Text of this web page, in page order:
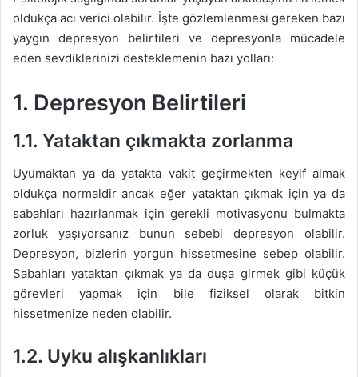
oldukça acı verici olabilir. İşte gözlemlenmesi gereken bazı
yaygın depresyon belirtileri ve depresyonla mücadele
eden sevdiklerinizi desteklemenin bazı yolları:
1. Depresyon Belirtileri
1.1. Yataktan çıkmakta zorlanma
Uyumaktan ya da yatakta vakit geçirmekten keyif almak
oldukça normaldir ancak eğer yataktan çıkmak için ya da
sabahları hazırlanmak için gerekli motivasyonu bulmakta
zorluk yaşıyorsanız bunun sebebi depresyon olabilir.
Depresyon, bizlerin yorgun hissetmesine sebep olabilir.
Sabahları yataktan çıkmak ya da duşa girmek gibi küçük
görevleri yapmak için bile fiziksel olarak bitkin
hissetmenize neden olabilir.
1.2. Uyku alışkanlıkları